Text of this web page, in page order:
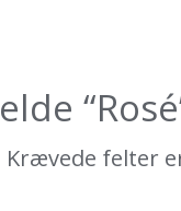
Krævede felter